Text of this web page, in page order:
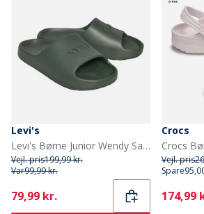
Levi's
Levi's Børne Junior Wendy Sandaler Khaki 0581
Vejl. pris199,99 kr.
Var99,99 kr.
Current
79,99 kr.
Crocs
Vejl. pris
Spare
Current
174,99